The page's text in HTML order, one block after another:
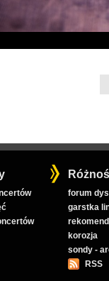
forum
garstka
korozja
sondy -
RSS